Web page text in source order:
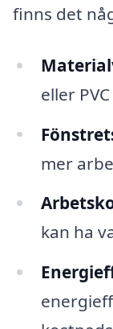
finns det
eller
mer
kan ha